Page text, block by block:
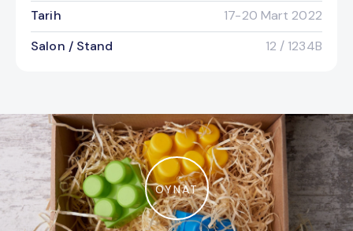
Tarih
17-20 Mart 2022
Salon / Stand
12 / 1234B
OYNAT